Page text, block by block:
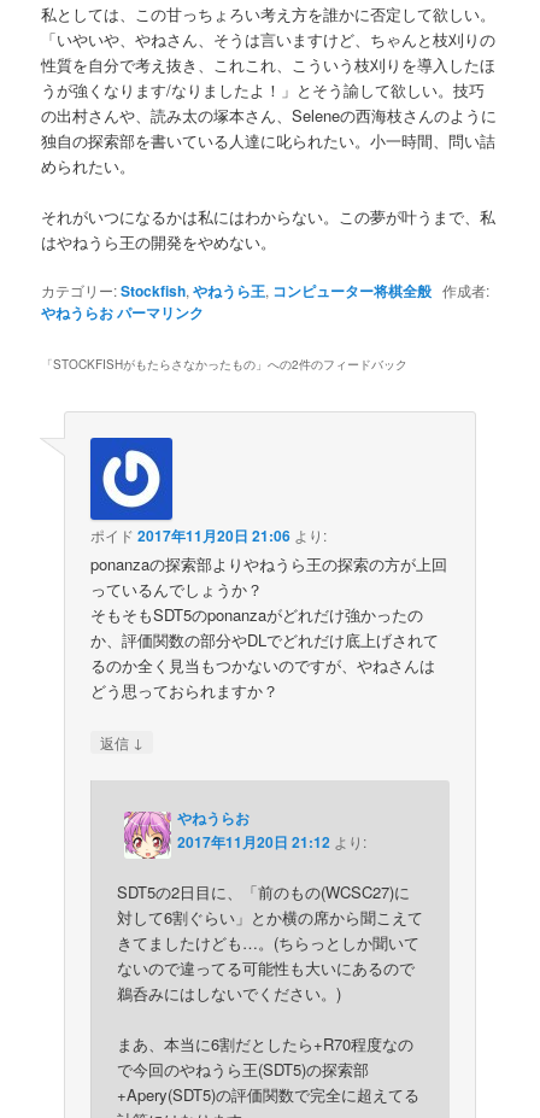
私としては、この甘っちょろい考え方を誰かに否定して欲しい。
「いやいや、やねさん、そうは言いますけど、ちゃんと枝刈りの
性質を自分で考え抜き、これこれ、こういう枝刈りを導入したほ
うが強くなります/なりましたよ！」とそう諭して欲しい。技巧
の出村さんや、読み太の塚本さん、Seleneの西海枝さんのように
独自の探索部を書いている人達に叱られたい。小一時間、問い詰
められたい。
それがいつになるかは私にはわからない。この夢が叶うまで、私
はやねうら王の開発をやめない。
カテゴリー:Stockfish,やねうら王, コンピューター将棋全般 作成者:
やねうらおパーマリンク
「STOCKFISHがもたらさなかったもの 」への2件のフィードバック
ポイド 2017年11月20日 21:06 より:
ponanzaの探索部よりやねうら王の探索の方が上回
っているんでしょうか？
そもそもSDT5のponanzaがどれだけ強かったの
か、評価関数の部分やDLでどれだけ底上げされて
るのか全く見当もつかないのですが、やねさんは
どう思っておられますか？
返信 ↓
やねうらお
2017年11月20日 21:12 より:
SDT5の2日目に、「前のもの(WCSC27)に
対して6割ぐらい」とか横の席から聞こえて
きてましたけども…。(ちらっとしか聞いて
ないので違ってる可能性も大いにあるので
鵜呑みにはしないでください。)
まあ、本当に6割だとしたら+R70程度なの
で今回のやねうら王(SDT5)の探索部
+Apery(SDT5)の評価関数で完全に超えてる